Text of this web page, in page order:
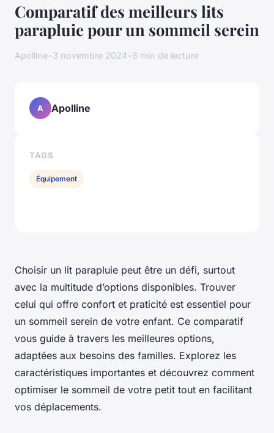
Comparatif des meilleurs lits
parapluie pour un sommeil serein
Apolline•3 novembre 2024•6 min de lecture
Choisir un lit parapluie peut être un défi, surtout
avec la multitude d’options disponibles. Trouver
celui qui offre confort et praticité est essentiel pour
un sommeil serein de votre enfant. Ce comparatif
vous guide à travers les meilleures options,
adaptées aux besoins des familles. Explorez les
caractéristiques importantes et découvrez comment
optimiser le sommeil de votre petit tout en facilitant
vos déplacements.
A Apolline
TAGS
Équipement